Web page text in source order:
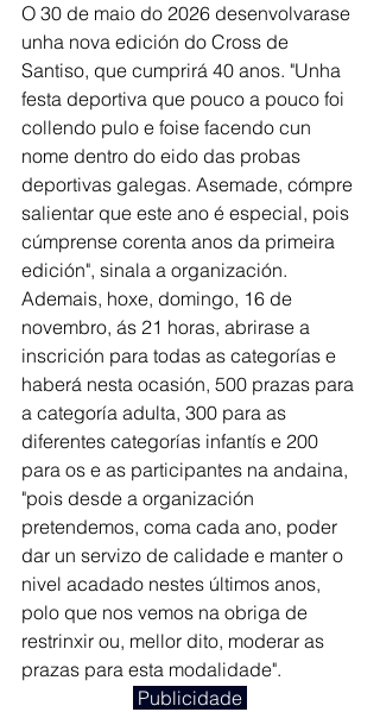
O 30 de maio do 2026 desenvolvarase
unha nova edición do Cross de
Santiso, que cumprirá 40 anos. "Unha
festa deportiva que pouco a pouco foi
collendo pulo e foise facendo cun
nome dentro do eido das probas
deportivas galegas. Asemade, cómpre
salientar que este ano é especial, pois
cúmprense corenta anos da primeira
edición", sinala a organización.
Ademais, hoxe, domingo, 16 de
novembro, ás 21 horas, abrirase a
inscrición para todas as categorías e
haberá nesta ocasión, 500 prazas para
a categoría adulta, 300 para as
diferentes categorías infantís e 200
para os e as participantes na andaina,
"pois desde a organización
pretendemos, coma cada ano, poder
dar un servizo de calidade e manter o
nivel acadado nestes últimos anos,
polo que nos vemos na obriga de
restrinxir ou, mellor dito, moderar as
prazas para esta modalidade".
Publicidade